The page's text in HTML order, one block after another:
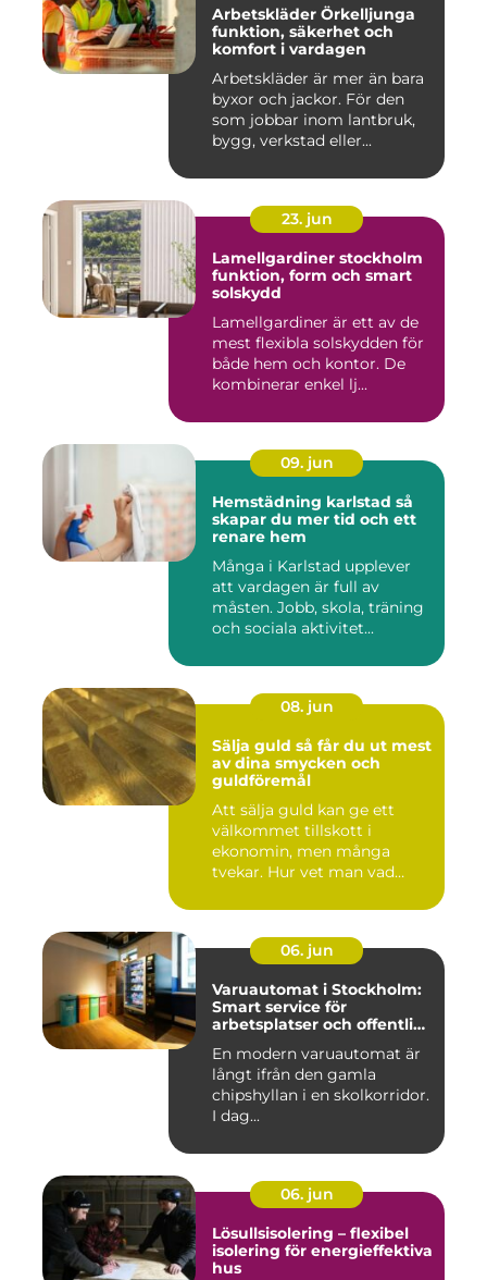
Arbetskläder Örkelljunga
funktion, säkerhet och
komfort i vardagen
Arbetskläder är mer än bara
byxor och jackor. För den
som jobbar inom lantbruk,
bygg, verkstad eller...
23. jun
Lamellgardiner stockholm
funktion, form och smart
solskydd
Lamellgardiner är ett av de
mest flexibla solskydden för
både hem och kontor. De
kombinerar enkel lj...
09. jun
Hemstädning karlstad så
skapar du mer tid och ett
renare hem
Många i Karlstad upplever
att vardagen är full av
måsten. Jobb, skola, träning
och sociala aktivitet...
08. jun
Sälja guld så får du ut mest
av dina smycken och
guldföremål
Att sälja guld kan ge ett
välkommet tillskott i
ekonomin, men många
tvekar. Hur vet man vad
06. jun
Varuautomat i Stockholm:
Smart service för
arbetsplatser och offentliga
En modern varuautomat är
långt ifrån den gamla
chipshyllan i en skolkorridor.
I dag...
06. jun
Lösullsisolering – flexibel
isolering för energieffektiva
hus